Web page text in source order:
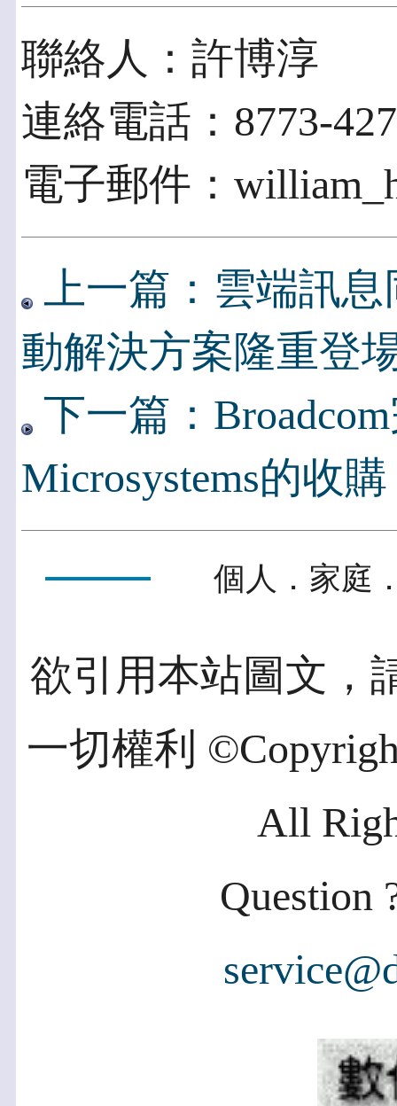
聯絡人：許博淳
連絡電話：8773-
電子郵件：
上一篇：雲端訊
動解決方案隆重登
下一篇：
Microsystems的收購
個人．家庭
欲引用本站圖文，
一切權利
All
Question